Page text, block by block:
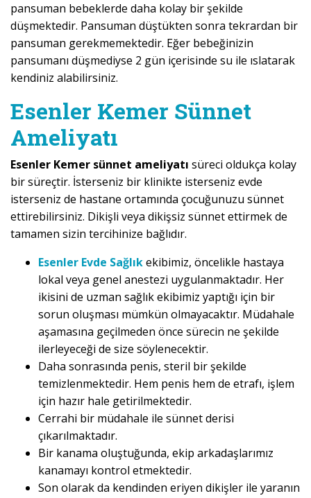
pansuman bebeklerde daha kolay bir şekilde
düşmektedir. Pansuman düştükten sonra tekrardan bir
pansuman gerekmemektedir. Eğer bebeğinizin
pansumanı düşmediyse 2 gün içerisinde su ile ıslatarak
kendiniz alabilirsiniz.
Esenler Kemer Sünnet
Ameliyatı
Esenler Kemer sünnet ameliyatı süreci oldukça kolay
bir süreçtir. İsterseniz bir klinikte isterseniz evde
isterseniz de hastane ortamında çocuğunuzu sünnet
ettirebilirsiniz. Dikişli veya dikişsiz sünnet ettirmek de
tamamen sizin tercihinize bağlıdır.
Esenler Evde Sağlıkekibimiz, öncelikle hastaya
lokal veya genel anestezi uygulanmaktadır. Her
ikisini de uzman sağlık ekibimiz yaptığı için bir
sorun oluşması mümkün olmayacaktır. Müdahale
aşamasına geçilmeden önce sürecin ne şekilde
ilerleyeceği de size söylenecektir.
Daha sonrasında penis, steril bir şekilde
temizlenmektedir. Hem penis hem de etrafı, işlem
için hazır hale getirilmektedir.
Cerrahi bir müdahale ile sünnet derisi
çıkarılmaktadır.
Bir kanama oluştuğunda, ekip arkadaşlarımız
kanamayı kontrol etmektedir.
Son olarak da kendinden eriyen dikişler ile yaranın